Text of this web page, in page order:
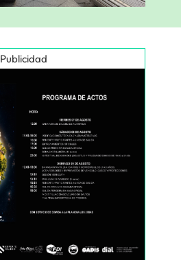
Publicidad